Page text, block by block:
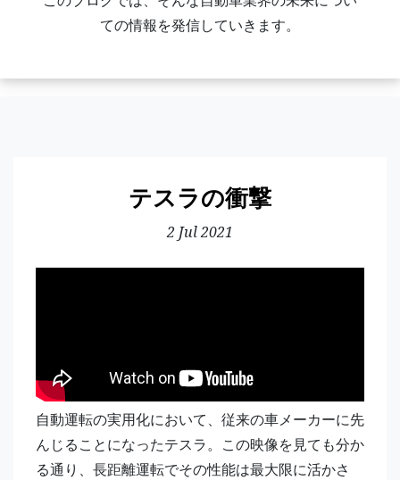
ての情報を発信していきます。
テスラの衝撃
2 Jul 2021
自動運転の実用化において、従来の車メーカーに先
んじることになったテスラ。この映像を見ても分か
る通り、長距離運転でその性能は最大限に活かさ